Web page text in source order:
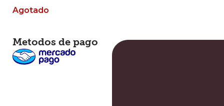
Agotado
Metodos de pago